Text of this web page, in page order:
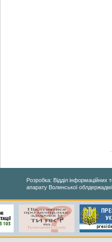
Розробка: Відділ інформаційних
апарату Волинської